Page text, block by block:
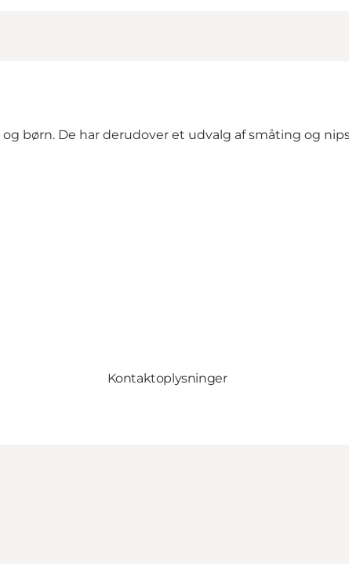
børn. De har derudover et udvalg af småting og
Kontaktoplysninger